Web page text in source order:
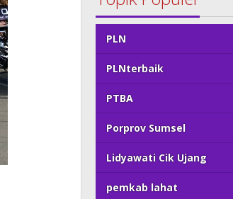
PLN
PLNterbaik
PTBA
Porprov Sumsel
Lidyawati Cik Ujang
pemkab lahat